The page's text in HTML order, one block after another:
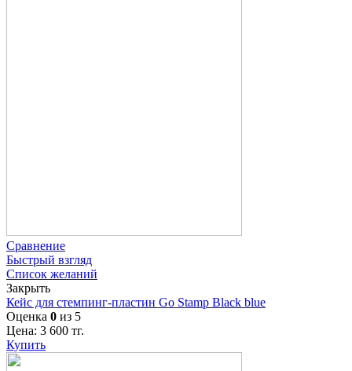
Сравнение
Быстрый взгляд
Список желаний
Закрыть
Кейс для стемпинг-пластин Go Stamp Black blue
Оценка 0 из 5
Цена: 3 600 тг.
Купить